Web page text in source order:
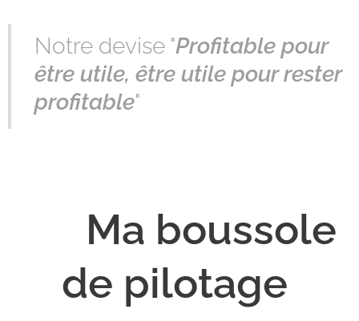
Notre devise "Profitable pour
être utile, être utile pour rester
profitable"
Ma boussole
de pilotage